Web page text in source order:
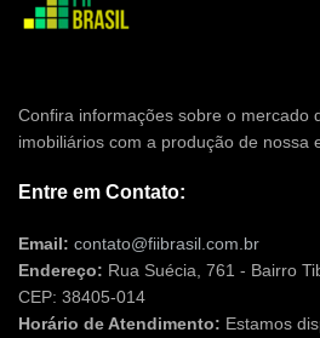
Confira informações sobre o mercado
imobiliários com a produção de nossa
Entre em Contato:
Email: contato@fiibrasil.com.br
Endereço: Rua Suécia, 761 - Bairro
CEP: 38405-014
Horário de Atendimento: Estamos